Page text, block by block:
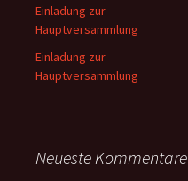
Einladung zur
Hauptversammlung
Einladung zur
Hauptversammlung
Neueste Kommentare